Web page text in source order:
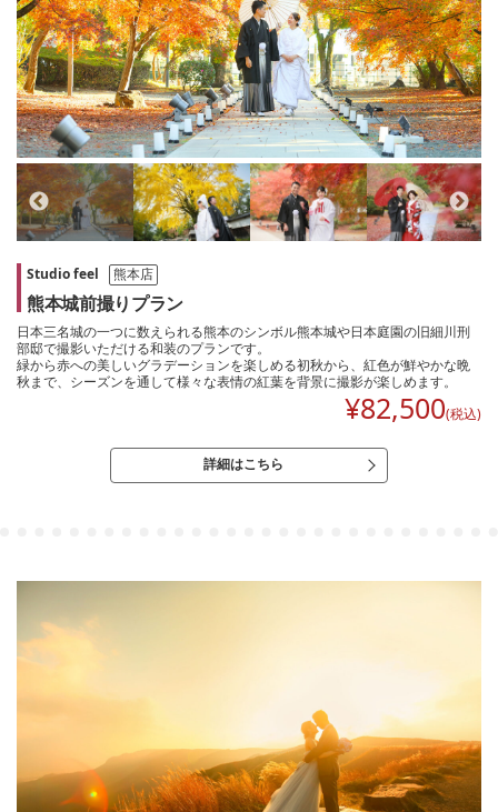
Studio feel 熊本店
熊本城前撮りプラン
日本三名城の一つに数えられる熊本のシンボル熊本城や日本庭園の旧細川刑
部邸で撮影いただける和装のプランです。
緑から赤への美しいグラデーションを楽しめる初秋から、紅色が鮮やかな晩
秋まで、シーズンを通して様々な表情の紅葉を背景に撮影が楽しめます。
¥82,500(税込)
詳細はこちら